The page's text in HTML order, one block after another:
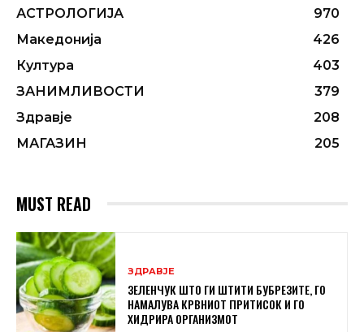
АСТРОЛОГИЈА
970
Македонија
426
Култура
403
ЗАНИМЛИВОСТИ
379
Здравје
208
МАГАЗИН
205
MUST READ
ЗДРАВЈЕ
ЗЕЛЕНЧУК ШТО ГИ ШТИТИ БУБРЕЗИТЕ, ГО
НАМАЛУВА КРВНИОТ ПРИТИСОК И ГО
ХИДРИРА ОРГАНИЗМОТ